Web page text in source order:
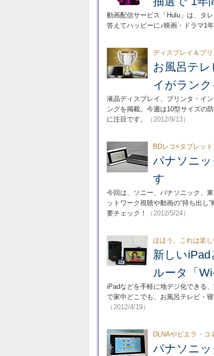
動画配信サービス「Hulu」は、タ
答えてハッピーに♪映画・ドラマ1
ディスプレイ＆プ
お風呂テ
イがランク
液晶ディスプレイ、プリンタ・イ
ングを掲載。今週は10型サイズの
に注目です。
（2012/9/13）
BDレコ×タブレッ
パナソニッ
す
今回は、ソニー、パナソニック、
ットワーク視聴や動画の“持ち出し
要チェック！
（2012/5/24）
ほほう、これは楽し
新しい
ルータ「
iPadなどを手軽に地デジ化できる
で家中どこでも、お風呂テレビ・
（2012/4/19）
DLNAやビエラ・コ
パナソニッ